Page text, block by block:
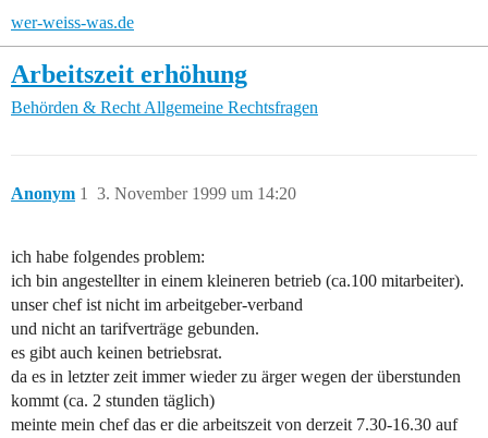
wer-weiss-was.de
Arbeitszeit erhöhung
Behörden & Recht Allgemeine Rechtsfragen
Anonym 3. November 1999 um 14:20
1
ich habe folgendes problem:
ich bin angestellter in einem kleineren betrieb (ca.100 mitarbeiter).
unser chef ist nicht im arbeitgeber-verband
und nicht an tarifverträge gebunden.
es gibt auch keinen betriebsrat.
da es in letzter zeit immer wieder zu ärger wegen der überstunden
kommt (ca. 2 stunden täglich)
meinte mein chef das er die arbeitszeit von derzeit 7.30-16.30 auf